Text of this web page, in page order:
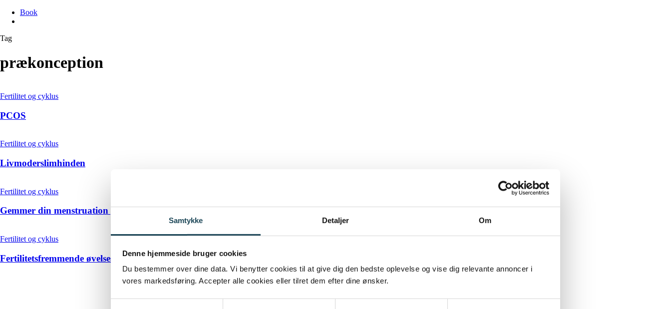
Samtykke Detaljer Om
Denne hjemmeside bruger cookies
Du bestemmer over dine data. Vi benytter cookies til at give dig den bedste oplevelse og vise dig relevante annoncer i
vores markedsføring. Accepter alle cookies eller tilret dem efter dine ønsker.
Book
Tag
prækonception
Fertilitet og cyklus
PCOS
Fertilitet og cyklus
Livmoderslimhinden
Fertilitet og cyklus
Gemmer din menstruation på viden om din fertilitet?
Fertilitet og cyklus
Fertilitetsfremmende øvelsesterapi